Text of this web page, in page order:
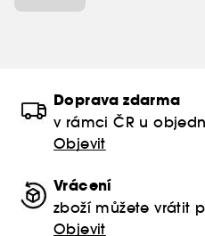
Doprava zdarma
v rámci ČR u
Objevit
Vrácení
zboží můžete vrátit
Objevit